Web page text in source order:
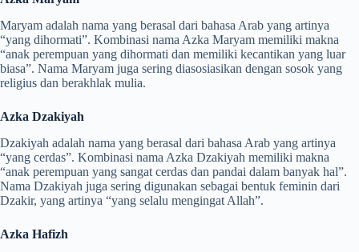
Maryam adalah nama yang berasal dari bahasa Arab yang artinya
“yang dihormati”. Kombinasi nama Azka Maryam memiliki makna
“anak perempuan yang dihormati dan memiliki kecantikan yang luar
biasa”. Nama Maryam juga sering diasosiasikan dengan sosok yang
religius dan berakhlak mulia.
Azka Dzakiyah
Dzakiyah adalah nama yang berasal dari bahasa Arab yang artinya
“yang cerdas”. Kombinasi nama Azka Dzakiyah memiliki makna
“anak perempuan yang sangat cerdas dan pandai dalam banyak hal”.
Nama Dzakiyah juga sering digunakan sebagai bentuk feminin dari
Dzakir, yang artinya “yang selalu mengingat Allah”.
Azka Hafizh